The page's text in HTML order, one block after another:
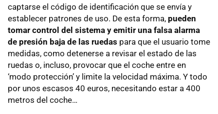
captarse el código de identificación que se envía y
establecer patrones de uso. De esta forma, pueden
tomar control del sistema y emitir una falsa alarma
de presión baja de las ruedas para que el usuario tome
medidas, como detenerse a revisar el estado de las
ruedas o, incluso, provocar que el coche entre en
‘modo protección’ y limite la velocidad máxima. Y todo
por unos escasos 40 euros, necesitando estar a 400
metros del coche…